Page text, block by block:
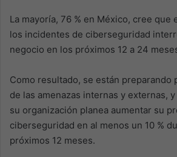
La mayoría, 76 % en México, cree que
los incidentes de ciberseguridad
negocio en los próximos 12 a 24
Como resultado, se están preparando
de las amenazas internas y externas,
su organización planea aumentar su
ciberseguridad en al menos un 10 %
próximos 12 meses.